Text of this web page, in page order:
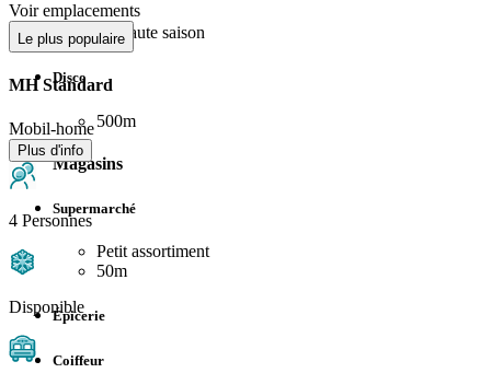
En haute saison
Disco
500m
Magasins
Supermarché
Petit assortiment
50m
Épicerie
Coiffeur
Voir emplacements
Le plus populaire
MH Standard
Mobil-home
Plus d'info
4 Personnes
Disponible